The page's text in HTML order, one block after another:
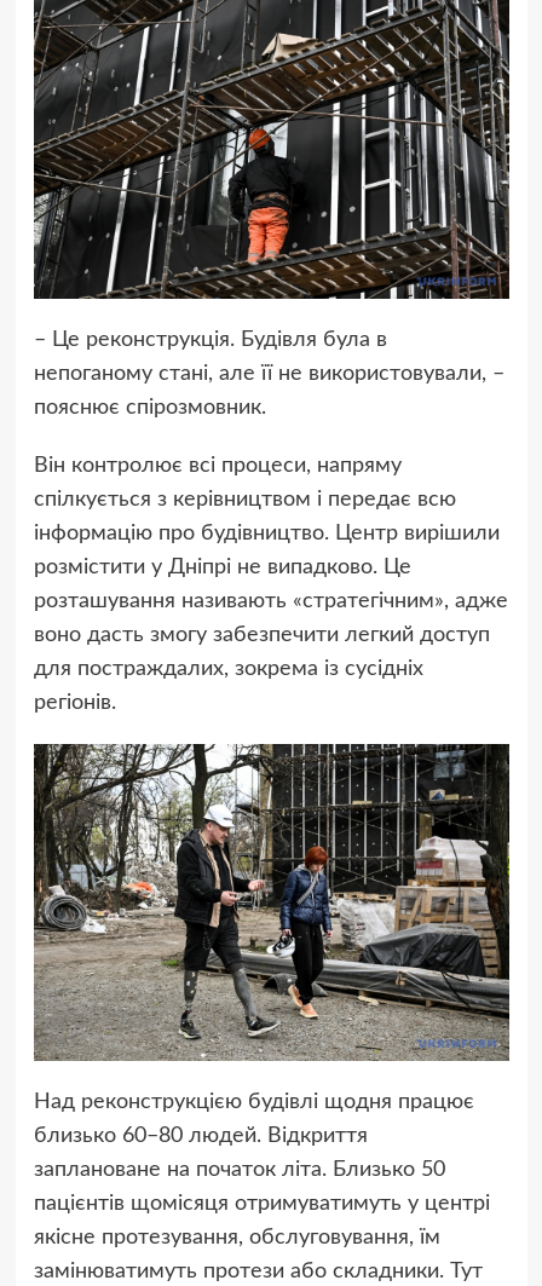
– Це реконструкція. Будівля була в
непоганому стані, але її не використовували, –
пояснює спірозмовник.
Він контролює всі процеси, напряму
спілкується з керівництвом і передає всю
інформацію про будівництво. Центр вирішили
розмістити у Дніпрі не випадково. Це
розташування називають «стратегічним», адже
воно дасть змогу забезпечити легкий доступ
для постраждалих, зокрема із сусідніх
регіонів.
Над реконструкцією будівлі щодня працює
близько 60–80 людей. Відкриття
заплановане на початок літа. Близько 50
пацієнтів щомісяця отримуватимуть у центрі
якісне протезування, обслуговування, їм
замінюватимуть протези або складники. Тут